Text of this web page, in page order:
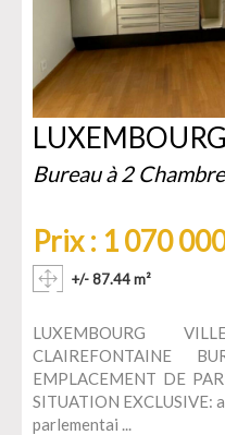
LUXEMBOURG
Bureau à 2
Prix : 1 070
+/- 87.44 m²
LUXEMBOURG
CLAIREFONTAINE
EMPLACEMENT DE
SITUATION
parlementai ...